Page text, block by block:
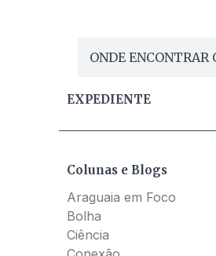
ONDE ENCONTRAR
EXPEDIENTE
Colunas e Blogs
Araguaia em Foco
Bolha
Ciência